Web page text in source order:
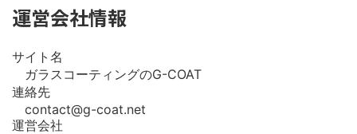
運営会社情報
サイト名
ガラスコーティングのG-COAT
連絡先
contact@g-coat.net
運営会社